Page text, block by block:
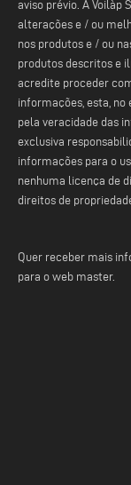
aviso prévio. A Voilàp
alterações e / ou
nos produtos e / ou
produtos descritos e
acredite proceder
informações, esta, no
pela veracidade das
exclusiva
informações para o
nenhuma licença de
direitos de
Quer receber mais
para o web master.